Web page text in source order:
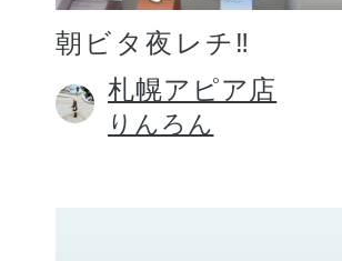
朝ビタ夜レチ‼️
札幌アピア店
りんろん